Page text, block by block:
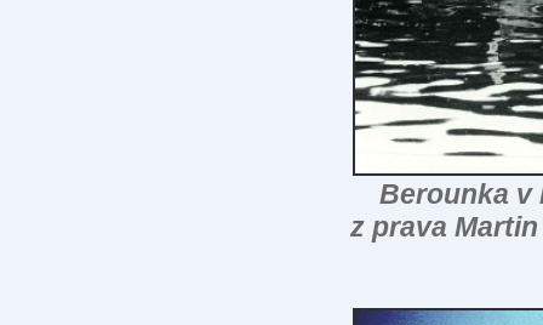
Berounka v
z prava